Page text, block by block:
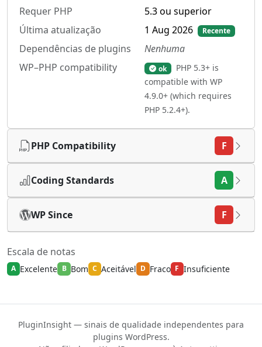
Requer PHP
5.3 ou superior
Última atualização
1 Aug 2026 Recente
Dependências de plugins
Nenhuma
WP–PHP compatibility
ok
PHP 5.3+ is
compatible with WP
4.9.0+ (which requires
PHP 5.2.4+).
PHP Compatibility F
Coding Standards A
WP Since F
Escala de notas
A Excelente B Bom C Aceitável D Fraco F Insuficiente
PluginInsight — sinais de qualidade independentes para
plugins WordPress.